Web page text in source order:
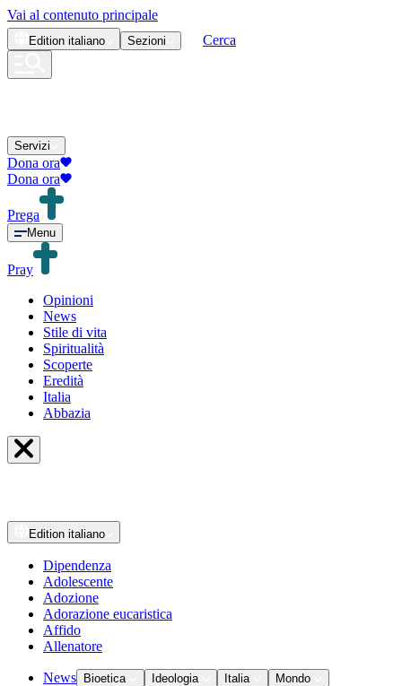
Vai al contenuto principale
Edition italiano Sezioni Cerca
Servizi
Dona ora
Dona ora
Prega
Menu
Pray
Opinioni
News
Stile di vita
Spiritualità
Scoperte
Eredità
Italia
Abbazia
Edition italiano
Dipendenza
Adolescente
Adozione
Adorazione eucaristica
Affido
Allenatore
News Bioetica Ideologia Italia
Mondo